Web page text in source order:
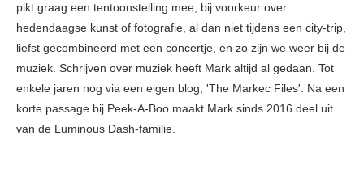
pikt graag een tentoonstelling mee, bij voorkeur over
hedendaagse kunst of fotografie, al dan niet tijdens een city-trip,
liefst gecombineerd met een concertje, en zo zijn we weer bij de
muziek. Schrijven over muziek heeft Mark altijd al gedaan. Tot
enkele jaren nog via een eigen blog, 'The Markec Files'. Na een
korte passage bij Peek-A-Boo maakt Mark sinds 2016 deel uit
van de Luminous Dash-familie.